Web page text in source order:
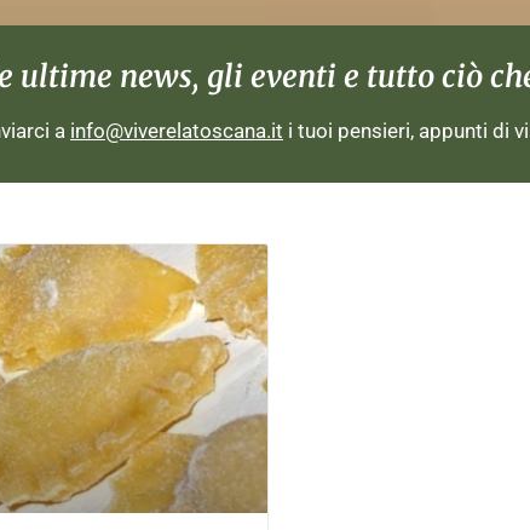
news, gli eventi e tutto ciò
a info@viverelatoscana.it i tuoi pensieri, appunti di